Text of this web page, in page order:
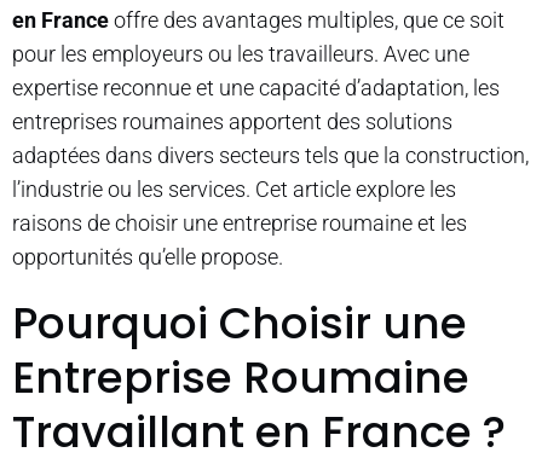
en Franceoffre des avantages multiples, que ce soit
pour les employeurs ou les travailleurs. Avec une
expertise reconnue et une capacité d’adaptation, les
entreprises roumaines apportent des solutions
adaptées dans divers secteurs tels que la construction,
l’industrie ou les services. Cet article explore les
raisons de choisir une entreprise roumaine et les
opportunités qu’elle propose.
Pourquoi Choisir une
Entreprise Roumaine
Travaillant en France ?